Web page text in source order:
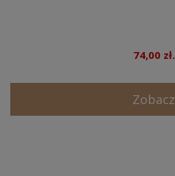
74,00 zł.
Zobacz